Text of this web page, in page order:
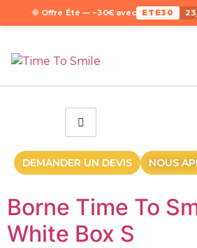
🌞 Offre Été — −30€ avec ETE30
DEMANDER UN DEVIS NOUS
Borne Time To
White Box S